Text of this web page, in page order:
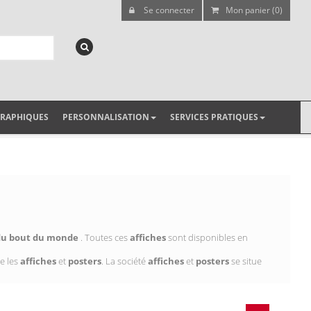
Se connecter Mon panier (0)
PERSONNALISATION SERVICES PRATIQUES
bout du monde . Toutes cesaffichessont disponibles en
lesafficheset posters. La sociétéafficheset postersse situe